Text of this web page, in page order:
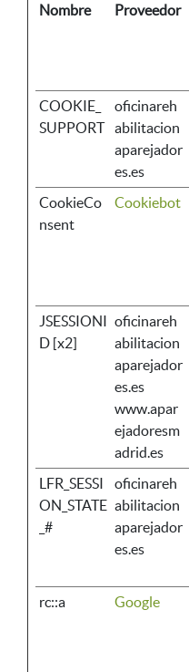
Nombre Proveedor
COOKIE_
SUPPORT
oficinareh
abilitacion
aparejador
es.es
CookieCo
nsent
Cookiebot
JSESSIONI
D [x2]
oficinareh
abilitacion
aparejador
es.es
www.apar
ejadoresm
adrid.es
LFR_SESSI
ON_STATE
_#
oficinareh
abilitacion
aparejador
es.es
rc::a Google